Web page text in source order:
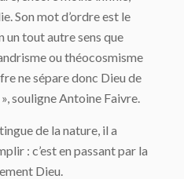
Son mot d’ordre est le
un tout autre sens que
ou théocosmisme
ne sépare donc Dieu de
», souligne Antoine Faivre.
de la nature, il a
: c’est en passant par la
Dieu.